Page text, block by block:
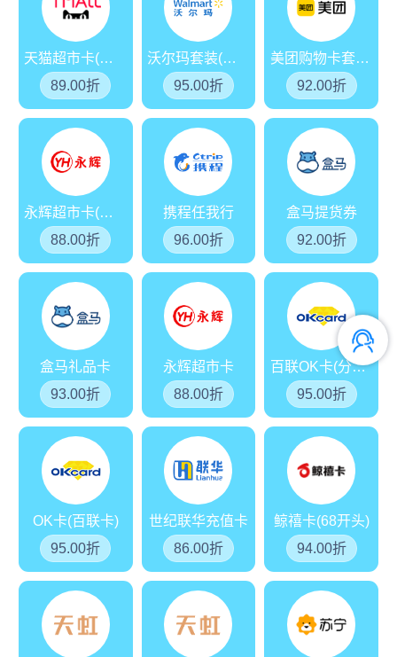
天猫超市卡(享淘卡)
89.00折
沃尔玛套装(分期乐)
95.00折
美团购物卡套装(分期乐)
92.00折
永辉超市卡(分期乐)
88.00折
携程任我行
96.00折
盒马提货券
92.00折
盒马礼品卡
93.00折
永辉超市卡
88.00折
百联OK卡(分期乐)
95.00折
OK卡(百联卡)
95.00折
世纪联华充值卡
86.00折
鲸禧卡(68开头)
94.00折